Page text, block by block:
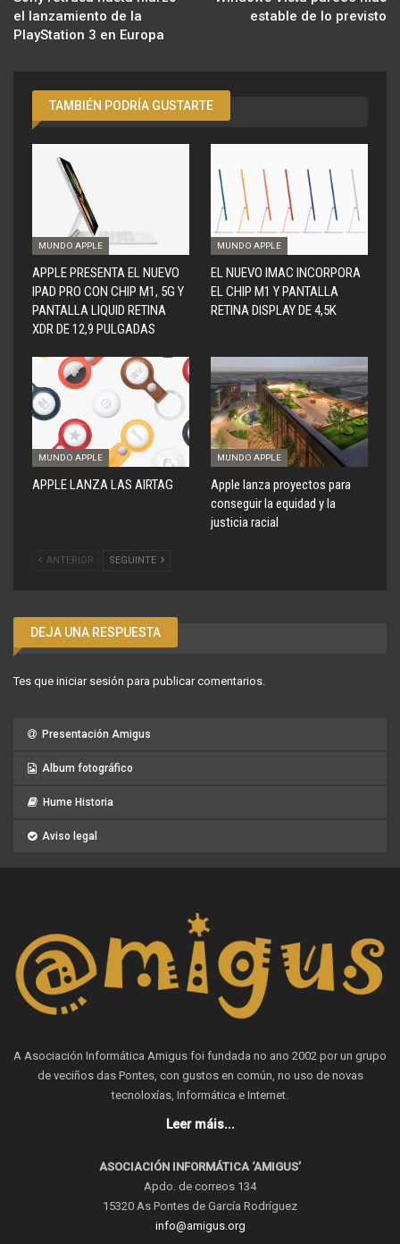
el lanzamiento de la
PlayStation 3 en Europa
estable de lo previsto
TAMBIÉN PODRÍA GUSTARTE
MUNDO APPLE
APPLE PRESENTA EL NUEVO
IPAD PRO CON CHIP M1, 5G Y
PANTALLA LIQUID RETINA
XDR DE 12,9 PULGADAS
MUNDO APPLE
EL NUEVO IMAC INCORPORA
EL CHIP M1 Y PANTALLA
RETINA DISPLAY DE 4,5K
MUNDO APPLE
APPLE LANZA LAS AIRTAG
MUNDO APPLE
Apple lanza proyectos para
conseguir la equidad y la
justicia racial
ANTERIOR SEGUINTE
DEJA UNA RESPUESTA
Tes que iniciar sesión para publicar comentarios.
Presentación Amigus
Album fotográfico
Hume Historia
Aviso legal
A Asociación Informática Amigus foi fundada no ano 2002 por un grupo
de veciños das Pontes, con gustos en común, no uso de novas
tecnoloxías, Informática e Internet.
Leer máis...
ASOCIACIÓN INFORMÁTICA ‘AMIGUS’
Apdo. de correos 134
15320 As Pontes de García Rodríguez
info@amigus.org